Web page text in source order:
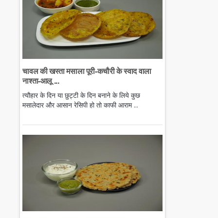
चावल की खस्ता मसाला पूरी-कचौरी के स्वाद वाला
नाश्ता-आलू ...
त्यौहार के दिन या छुट्टी के दिन बनाने के लिये कुछ
मसालेदार और आसान रेसिपी हो तो काफी आराम ...